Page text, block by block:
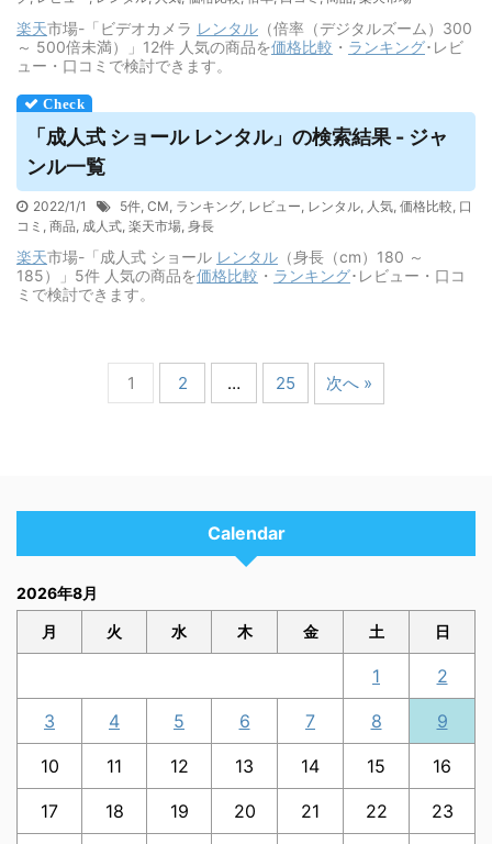
楽天市場-「ビデオカメラ レンタル （倍率（デジタルズーム）300
～ 500倍未満）」12件 人気の商品を価格比較 ・ ランキング･レビ
ュー・口コミで検討できます。
「成人式 ショール レンタル」の検索結果 - ジャ
ンル一覧
2022/1/1 5件, CM, ランキング, レビュー, レンタル, 人気, 価格比較, 口
コミ , 商品, 成人式, 楽天市場, 身長
楽天市場-「成人式 ショール レンタル （身長（cm）180 ～
185）」5件 人気の商品を価格比較 ・ ランキング･レビュー・口コ
ミで検討できます。
1 2 … 25 次へ »
Calendar
2026年8月
月 火 水 木 金 土 日
1 2
3 4 5 6 7 8 9
10 11 12 13 14 15 16
17 18 19 20 21 22 23